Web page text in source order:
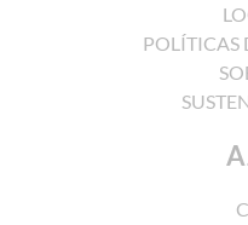
POLÍTICAS